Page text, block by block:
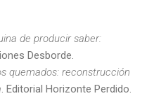
de producir saber:
Desborde.
quemados: reconstrucción
. Editorial Horizonte Perdido.